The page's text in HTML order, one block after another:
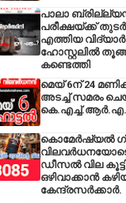
പാലാ
പരീക്ഷയ്ക്ക്
എത്തിയ
ഹോസ്റ്റലിൽ
കണ്ടെത്തി
മെയ് 6ന് 24
അടച്ച് സമരം
കെ.എച്ച്.ആർ.എ.
കൊമേർഷ്യൽ
ഡീസല്‍ വില
ഒഴിവാക്കാന്‍
കേന്ദ്രസര്‍ക്കാര്‍.